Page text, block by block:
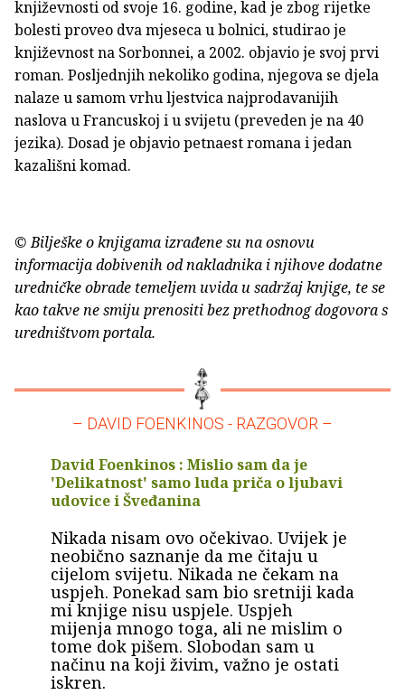
književnosti od svoje 16. godine, kad je zbog rijetke
bolesti proveo dva mjeseca u bolnici, studirao je
književnost na Sorbonnei, a 2002. objavio je svoj prvi
roman. Posljednjih nekoliko godina, njegova se djela
nalaze u samom vrhu ljestvica najprodavanijih
naslova u Francuskoj i u svijetu (preveden je na 40
jezika). Dosad je objavio petnaest romana i jedan
kazališni komad.
© Bilješke o knjigama izrađene su na osnovu
informacija dobivenih od nakladnika i njihove dodatne
uredničke obrade temeljem uvida u sadržaj knjige, te se
kao takve ne smiju prenositi bez prethodnog dogovora s
uredništvom portala.
– DAVID FOENKINOS - RAZGOVOR –
David Foenkinos : Mislio sam da je
'Delikatnost' samo luda priča o ljubavi
udovice i Šveđanina
Nikada nisam ovo očekivao. Uvijek je
neobično saznanje da me čitaju u
cijelom svijetu. Nikada ne čekam na
uspjeh. Ponekad sam bio sretniji kada
mi knjige nisu uspjele. Uspjeh
mijenja mnogo toga, ali ne mislim o
tome dok pišem. Slobodan sam u
načinu na koji živim, važno je ostati
iskren.